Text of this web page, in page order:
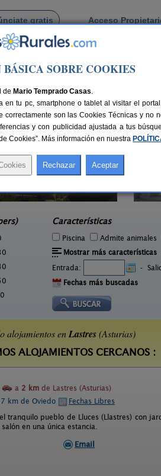
gratis Acceso
La Rectoral
Características
Piscina Admite animales
Mostrar más características
Entrada:
-
Fechas más buscadas
alojamientos enLastres(Asturias)
ALOJAMIENTOS CERCANOS :
a 2 km de Lastres (Asturias)
km de Oviedo
Fechas Libres
tranquilo pueblo de Lluces (Llastres) con
en una única estancia.
Email
SOBRE COOKIES
de Mario Temprado Casas.
tu pc, smartphone o tablet al visitar el
son las Cookies Técnicas y no
y con publicidad ajustada a tus
Cookies”. Más información en nuestra